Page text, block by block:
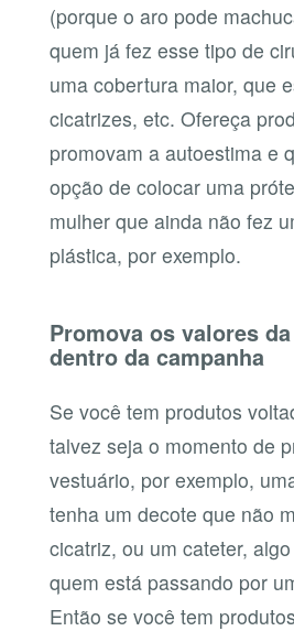
(porque o aro pode
quem já fez esse tipo de
uma cobertura maior, que
cicatrizes, etc. Ofereça
promovam a autoestima e
opção de colocar uma
mulher que ainda não fez
plástica, por exemplo.
Promova os valores
dentro da campanha
Se você tem produtos
talvez seja o momento de
vestuário, por exemplo,
tenha um decote que não
cicatriz, ou um cateter,
quem está passando por
Então se você tem